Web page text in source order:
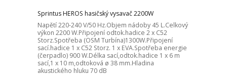
Sprintus HEROS hasičský vysavač 2200W
Napětí 220-240 V/50 Hz.Objem nádoby 45 L.Celkový
výkon 2200 W.Připojení odtok.hadice 2 x C52
Storz.Spotřeba (OSM Turbína)1300W.Připojení
sací.hadice 1 x C52 Storz. 1 x EVA.Spotřeba energie
(čerpadlo) 900 W.Délka sací,odtok.hadice 1 x 6 m
sací,1 x 10 m,odtoková ø 38 mm.Hladina
akustického hluku 70 dB